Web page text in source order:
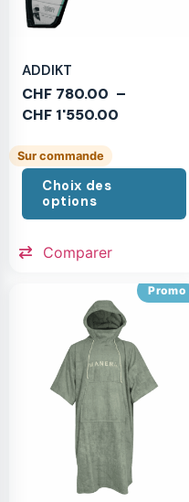
ADDIKT
CHF 780.00 –
CHF 1'550.00
Sur commande
Choix des
options
Comparer
Promo